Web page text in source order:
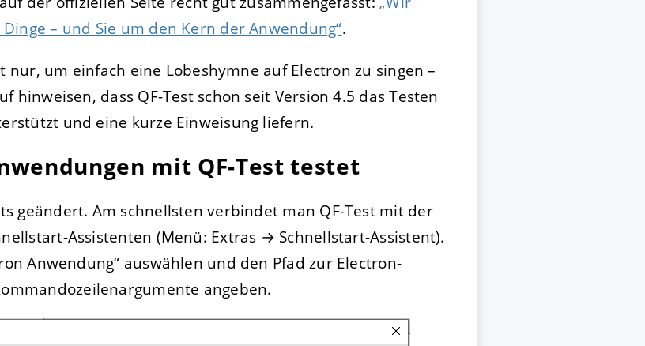
– und Sie um den Kern der Anwendung“.
um einfach eine Lobeshymne auf Electron zu singen –
hinweisen, dass QF-Test schon seit Version 4.5 das Testen
und eine kurze Einweisung liefern.
mit QF-Test testet
geändert. Am schnellsten verbindet man QF-Test mit der
Assistenten (Menü: Extras → Schnellstart-Assistent).
Anwendung“ auswählen und den Pfad zur Electron-
angeben.